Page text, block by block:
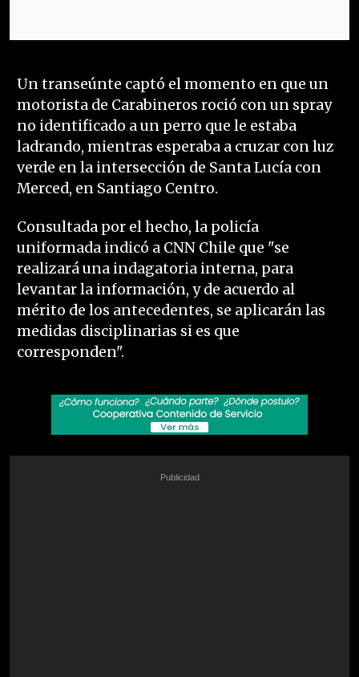
Un transeúnte captó el momento en que un
motorista de Carabineros roció con un spray
no identificado a un perro que le estaba
ladrando, mientras esperaba a cruzar con luz
verde en la intersección de Santa Lucía con
Merced, en Santiago Centro.
Consultada por el hecho, la policía
uniformada indicó a CNN Chile que "se
realizará una indagatoria interna, para
levantar la información, y de acuerdo al
mérito de los antecedentes, se aplicarán las
medidas disciplinarias si es que
corresponden".